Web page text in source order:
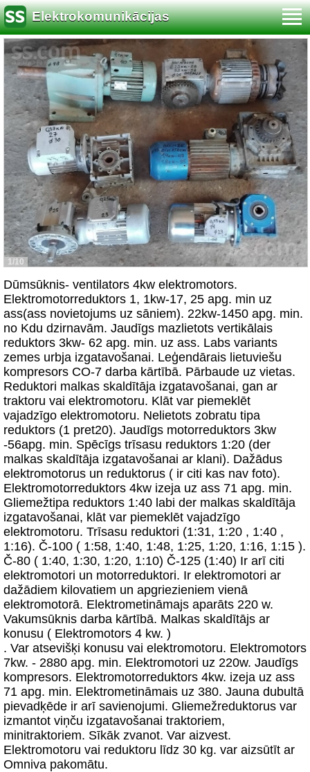
Elektrokomunikācijas
1/10
Dūmsūknis- ventilators 4kw elektromotors.
Elektromotorreduktors 1, 1kw-17, 25 apg. min uz
ass(ass novietojums uz sāniem). 22kw-1450 apg. min.
no Kdu dzirnavām. Jaudīgs mazlietots vertikālais
reduktors 3kw- 62 apg. min. uz ass. Labs variants
zemes urbja izgatavošanai. Leģendārais lietuviešu
kompresors CO-7 darba kārtībā. Pārbaude uz vietas.
Reduktori malkas skaldītāja izgatavošanai, gan ar
traktoru vai elektromotoru. Klāt var piemeklēt
vajadzīgo elektromotoru. Nelietots zobratu tipa
reduktors (1 pret20). Jaudīgs motorreduktors 3kw
-56apg. min. Spēcīgs trīsasu reduktors 1:20 (der
malkas skaldītāja izgatavošanai ar klani). Dažādus
elektromotorus un reduktorus ( ir citi kas nav foto).
Elektromotorreduktors 4kw izeja uz ass 71 apg. min.
Gliemežtipa reduktors 1:40 labi der malkas skaldītāja
izgatavošanai, klāt var piemeklēt vajadzīgo
elektromotoru. Trīsasu reduktori (1:31, 1:20 , 1:40 ,
1:16). Č-100 ( 1:58, 1:40, 1:48, 1:25, 1:20, 1:16, 1:15 ).
Č-80 ( 1:40, 1:30, 1:20, 1:10) Č-125 (1:40) Ir arī citi
elektromotori un motorreduktori. Ir elektromotori ar
dažādiem kilovatiem un apgriezieniem vienā
elektromotorā. Elektrometināmajs aparāts 220 w.
Vakumsūknis darba kārtībā. Malkas skaldītājs ar
konusu ( Elektromotors 4 kw. )
. Var atsevišķi konusu vai elektromotoru. Elektromotors
7kw. - 2880 apg. min. Elektromotori uz 220w. Jaudīgs
kompresors. Elektromotorreduktors 4kw. izeja uz ass
71 apg. min. Elektrometināmais uz 380. Jauna dubultā
pievadķēde ir arī savienojumi. Gliemežreduktorus var
izmantot viņču izgatavošanai traktoriem,
minitraktoriem. Sīkāk zvanot. Var aizvest.
Elektromotoru vai reduktoru līdz 30 kg. var aizsūtīt ar
Omniva pakomātu.